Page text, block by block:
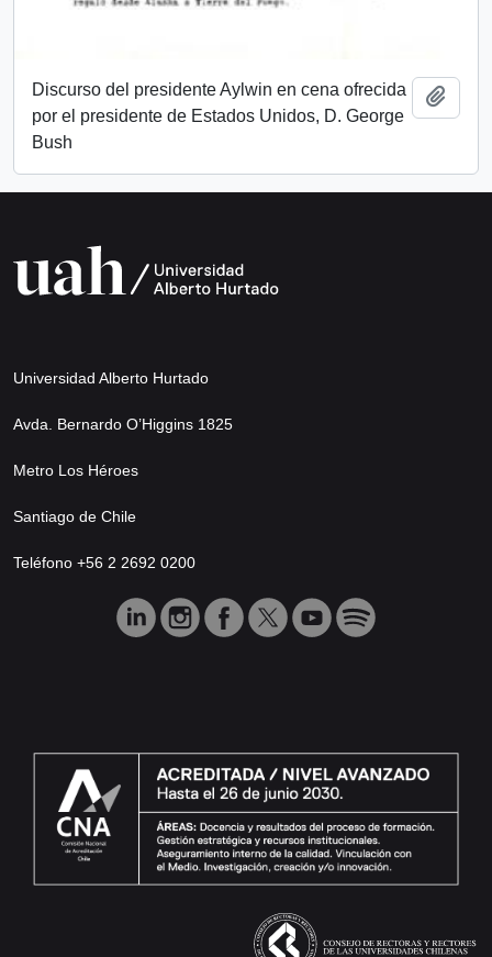
Discurso del presidente Aylwin en cena ofrecida
por el presidente de Estados Unidos, D. George
Bush
Universidad Alberto Hurtado
Avda. Bernardo O’Higgins 1825
Metro Los Héroes
Santiago de Chile
Teléfono +56 2 2692 0200